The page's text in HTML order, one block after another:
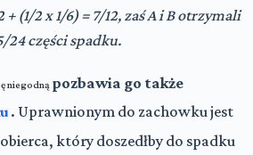
(1/2 x 1/6) = 7/12, zaś A i B otrzymali
24 części spadku.
niegodną pozbawia go także
. Uprawnionym do zachowku jest
który doszedłby do spadku